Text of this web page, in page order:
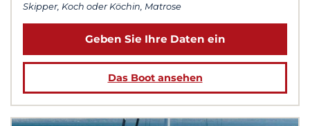
Skipper, Koch oder Köchin, Matrose
Geben Sie Ihre Daten ein
Das Boot ansehen